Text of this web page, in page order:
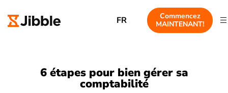
FR
Commencez
MAINTENANT!
6 étapes pour bien gérer sa
comptabilité